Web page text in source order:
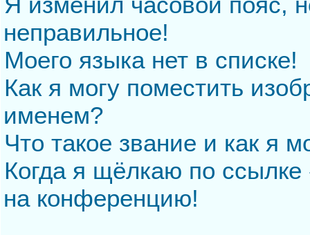
неправильное!
Моего языка нет в списке!
Как я могу поместить
именем?
Что такое звание и как я
Когда я щёлкаю по
на конференцию!